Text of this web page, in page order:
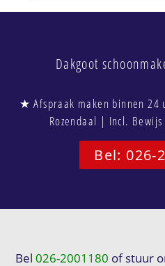
Dakgoot
★ Afspraak maken binnen
Rozendaal | Incl.
Bel: 026-
Bel026-2001180 of stuur